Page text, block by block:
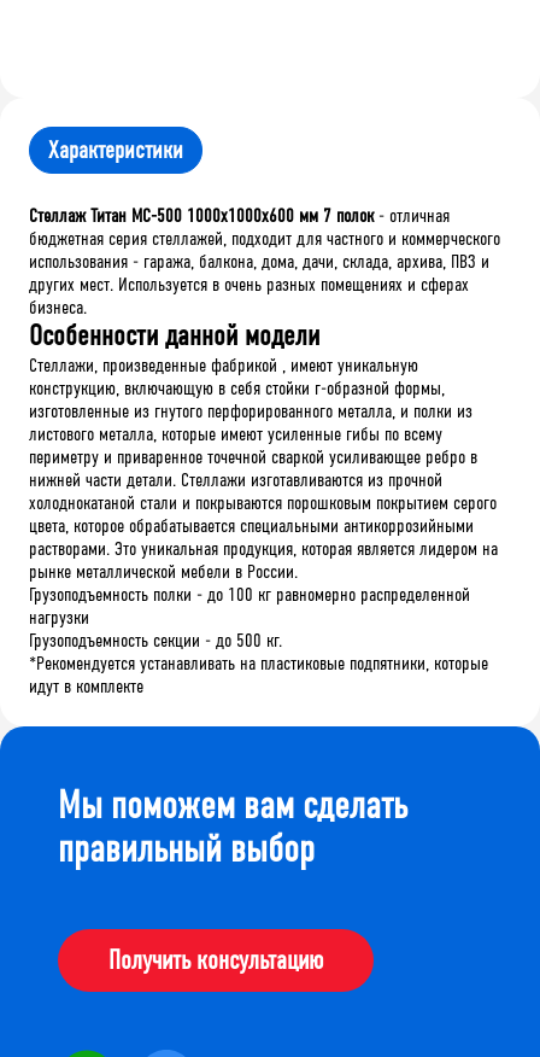
Характеристики
Стеллаж Титан МС-500 1000х1000х600 мм 7 полок- отличная
бюджетная серия стеллажей, подходит для частного и коммерческого
использования - гаража, балкона, дома, дачи, склада, архива, ПВЗ и
других мест. Используется в очень разных помещениях и сферах
бизнеса.
Особенности данной модели
Стеллажи произведенные фабрикой имеют уникальную
конструкцию включающую в себя стойки г-образной формы
изготовленные из гнутого перфорированного металла и полки из
листового металла которые имеют усиленные гибы по всему
периметру и приваренное точечной сваркой усиливающее ребро в
нижней части детали. Стеллажи изготавливаются из прочной
холоднокатаной стали и покрываются порошковым покрытием серого
цвета которое обрабатывается специальными антикоррозийными
растворами. Это уникальная продукция которая является лидером на
рынке металлической мебели в России.
Грузоподъемность полки - до 100 кг равномерно распределенной
нагрузки
Грузоподъемность секции - до 500 кг.
*Рекомендуется устанавливать на пластиковые подпятники которые
идут в комплекте
Мы поможем вам сделать
правильный выбор
Получить консультацию